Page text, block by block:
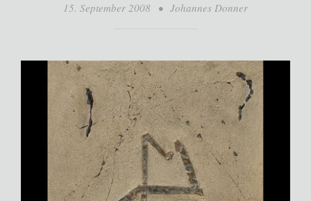
15. September 2008 • Johannes Donner